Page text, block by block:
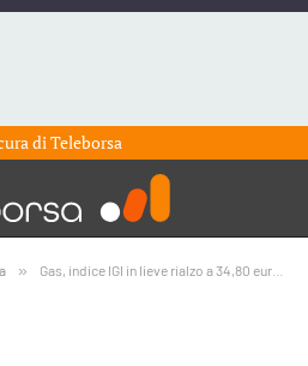
diTeleborsa
» Gas, indice IGI in lieve rialzo a 34,80 euro/MWh